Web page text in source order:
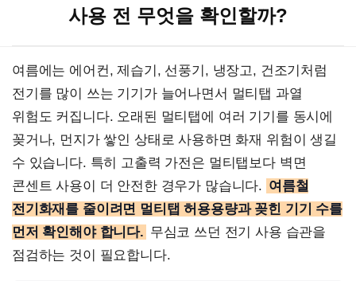
사용 전 무엇을 확인할까?
여름에는 에어컨, 제습기, 선풍기, 냉장고, 건조기처럼
전기를 많이 쓰는 기기가 늘어나면서 멀티탭 과열
위험도 커집니다. 오래된 멀티탭에 여러 기기를 동시에
꽂거나, 먼지가 쌓인 상태로 사용하면 화재 위험이 생길
수 있습니다. 특히 고출력 가전은 멀티탭보다 벽면
콘센트 사용이 더 안전한 경우가 많습니다. 여름철
전기화재를 줄이려면 멀티탭 허용용량과 꽂힌 기기 수를
먼저 확인해야 합니다. 무심코 쓰던 전기 사용 습관을
점검하는 것이 필요합니다.